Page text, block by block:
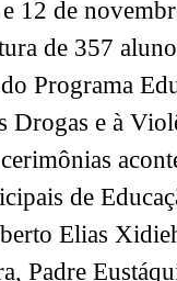
12 de
de 357
Programa
Drogas e à
de
Elias
Padre